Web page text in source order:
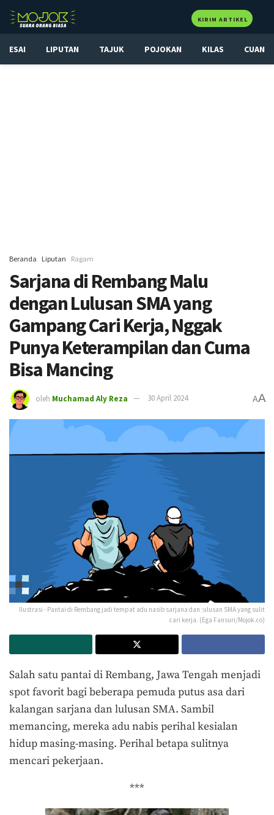
KIRIM ARTIKEL
ESAI LIPUTAN TAJUK POJOKAN KILAS CUAN
Beranda Liputan Ragam
Sarjana di Rembang Malu
dengan Lulusan SMA yang
Gampang Cari Kerja, Nggak
Punya Keterampilan dan Cuma
Bisa Mancing
oleh Muchamad Aly Reza 30 April 2024 AA
Ilustrasi - Pantai di Rembang jadi tempat adu nasib sarjana dan ;ulusan SMA yang sulit
cari kerja. (Ega Fansuri/Mojok.co)
Salah satu pantai di Rembang, Jawa Tengah menjadi
spot favorit bagi beberapa pemuda putus asa dari
kalangan sarjana dan lulusan SMA. Sambil
memancing, mereka adu nabis perihal kesialan
hidup masing-masing. Perihal betapa sulitnya
mencari pekerjaan.
***